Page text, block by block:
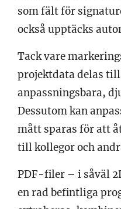
som fält för
också upptäcks
Tack vare
projektdata delas
anpassningsbara,
Dessutom kan
mått sparas för att
till kollegor och
PDF-filer – i såväl
en rad befintliga